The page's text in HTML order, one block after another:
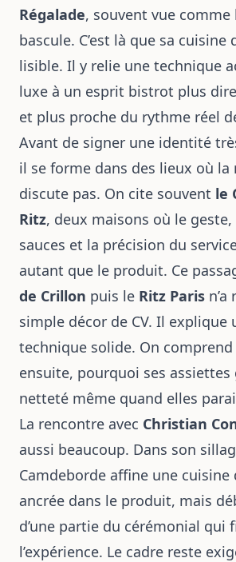
Régalade, souvent vue
bascule. C’est là que sa cuisine
lisible. Il y relie une technique
luxe à un esprit bistrot plus
et plus proche du rythme réel
Avant de signer une identité
il se forme dans des lieux où la
discute pas. On cite souvent le
Ritz, deux maisons où le
sauces et la précision du
autant que le produit. Ce
de Crillon puis le Ritz Paris n’a
simple décor de CV. Il explique
technique solide. On
ensuite, pourquoi ses assiettes
netteté même quand elles
La rencontre avec Christian
aussi beaucoup. Dans son
Camdeborde affine une cuisine
ancrée dans le produit, mais
d’une partie du cérémonial qui
l’expérience. Le cadre reste